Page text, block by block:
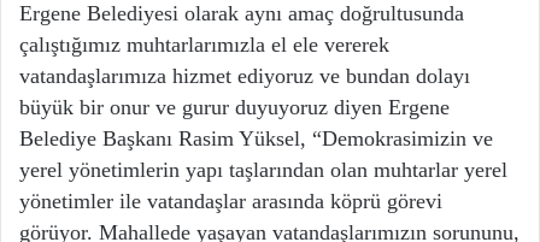
Ergene Belediyesi olarak aynı amaç doğrultusunda
çalıştığımız muhtarlarımızla el ele vererek
vatandaşlarımıza hizmet ediyoruz ve bundan dolayı
büyük bir onur ve gurur duyuyoruz diyen Ergene
Belediye Başkanı Rasim Yüksel, “Demokrasimizin ve
yerel yönetimlerin yapı taşlarından olan muhtarlar yerel
yönetimler ile vatandaşlar arasında köprü görevi
görüyor. Mahallede yaşayan vatandaşlarımızın sorununu,